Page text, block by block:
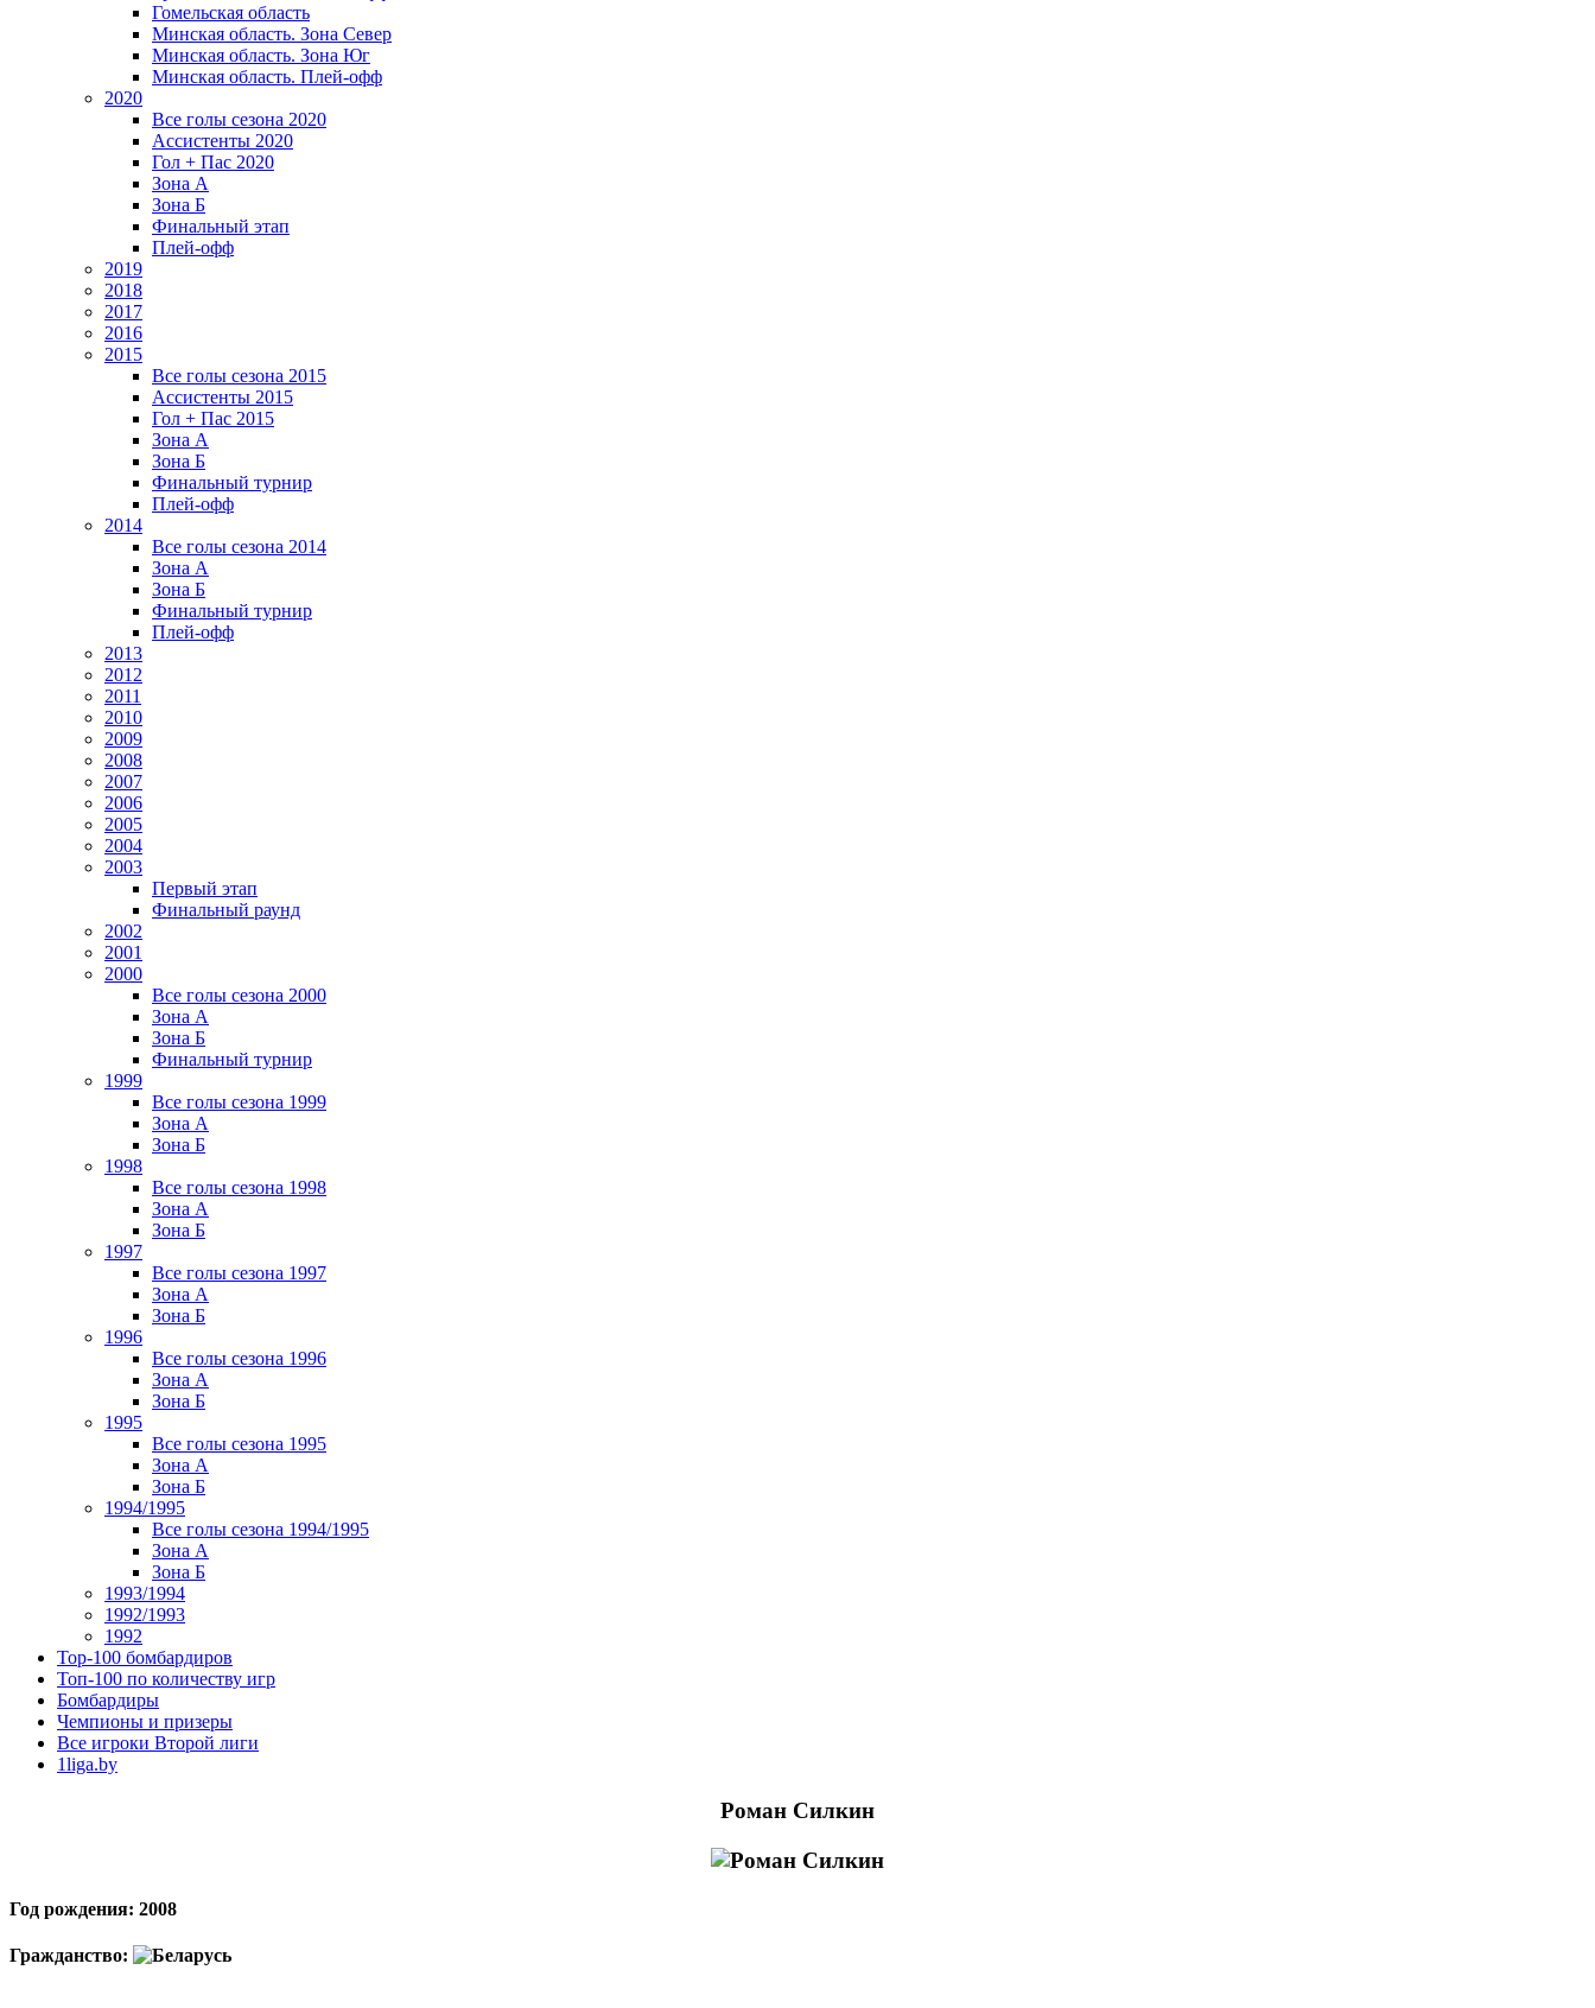
Гомельская область
Минская область. Зона Север
Минская область. Зона Юг
Минская область. Плей-офф
2020
Все голы сезона 2020
Ассистенты 2020
Гол + Пас 2020
Зона А
Зона Б
Финальный этап
Плей-офф
2019
2018
2017
2016
2015
Все голы сезона 2015
Ассистенты 2015
Гол + Пас 2015
Зона А
Зона Б
Финальный турнир
Плей-офф
2014
Все голы сезона 2014
Зона А
Зона Б
Финальный турнир
Плей-офф
2013
2012
2011
2010
2009
2008
2007
2006
2005
2004
2003
Первый этап
Финальный раунд
2002
2001
2000
Все голы сезона 2000
Зона А
Зона Б
Финальный турнир
1999
Все голы сезона 1999
Зона А
Зона Б
1998
Все голы сезона 1998
Зона А
Зона Б
1997
Все голы сезона 1997
Зона А
Зона Б
1996
Все голы сезона 1996
Зона А
Зона Б
1995
Все голы сезона 1995
Зона А
Зона Б
1994/1995
Все голы сезона 1994/1995
Зона А
Зона Б
1993/1994
1992/1993
1992
Top-100 бомбардиров
Топ-100 по количеству игр
Бомбардиры
Чемпионы и призеры
Все игроки Второй лиги
1liga.by
Роман Силкин
Год рождения: 2008
Гражданство: